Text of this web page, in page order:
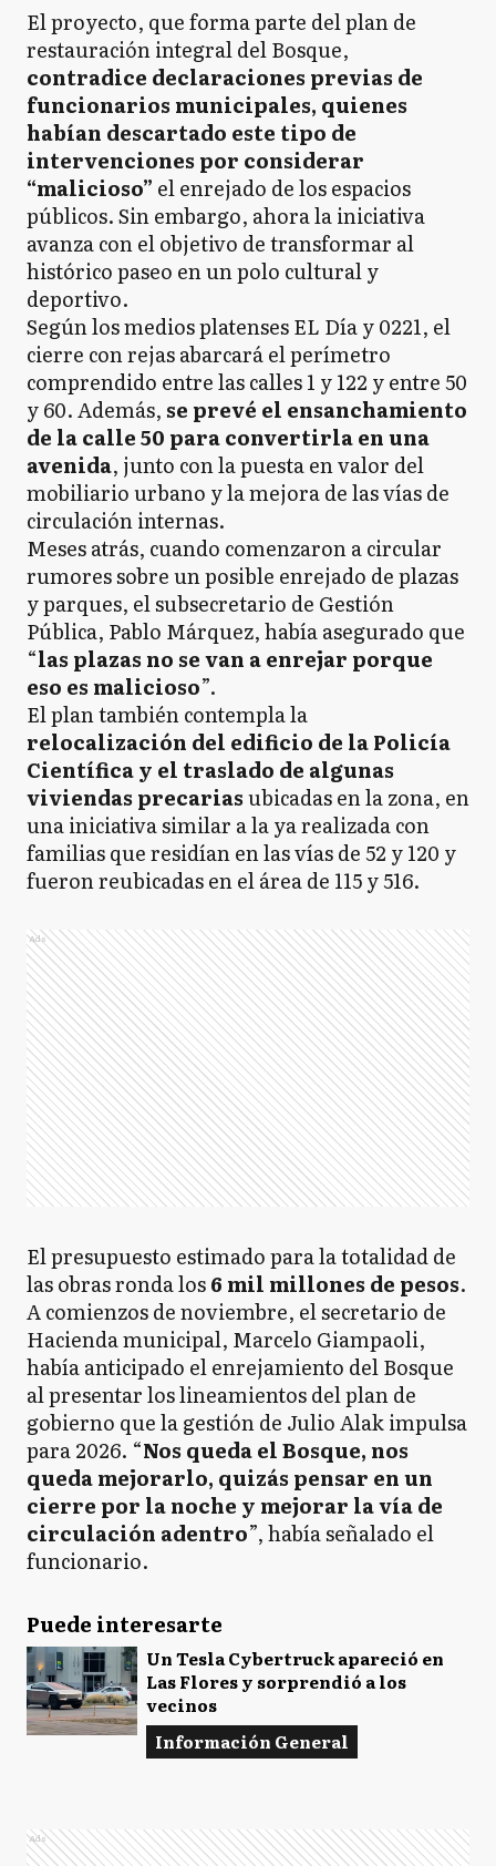
El proyecto, que forma parte del plan de
restauración integral del Bosque,
contradice declaraciones previas de
funcionarios municipales, quienes
habían descartado este tipo de
intervenciones por considerar
“malicioso” el enrejado de los espacios
públicos. Sin embargo, ahora la iniciativa
avanza con el objetivo de transformar al
histórico paseo en un polo cultural y
deportivo.
Según los medios platenses EL Día y 0221, el
cierre con rejas abarcará el perímetro
comprendido entre las calles 1 y 122 y entre 50
y 60. Además, se prevé el ensanchamiento
de la calle 50 para convertirla en una
avenida, junto con la puesta en valor del
mobiliario urbano y la mejora de las vías de
circulación internas.
Meses atrás, cuando comenzaron a circular
rumores sobre un posible enrejado de plazas
y parques, el subsecretario de Gestión
Pública, Pablo Márquez, había asegurado que
“las plazas no se van a enrejar porque
eso es malicioso”.
El plan también contempla la
relocalización del edificio de la Policía
Científica y el traslado de algunas
viviendas precariasubicadas en la zona, en
una iniciativa similar a la ya realizada con
familias que residían en las vías de 52 y 120 y
fueron reubicadas en el área de 115 y 516.
Ads
El presupuesto estimado para la totalidad de
las obras ronda los6 mil millones de pesos.
A comienzos de noviembre, el secretario de
Hacienda municipal, Marcelo Giampaoli,
había anticipado el enrejamiento del Bosque
al presentar los lineamientos del plan de
gobierno que la gestión de Julio Alak impulsa
para 2026. “Nos queda el Bosque, nos
queda mejorarlo, quizás pensar en un
cierre por la noche y mejorar la vía de
circulación adentro”, había señalado el
funcionario.
Puede interesarte
Un Tesla Cybertruck apareció en
Las Flores y sorprendió a los
vecinos
Información General
Ads